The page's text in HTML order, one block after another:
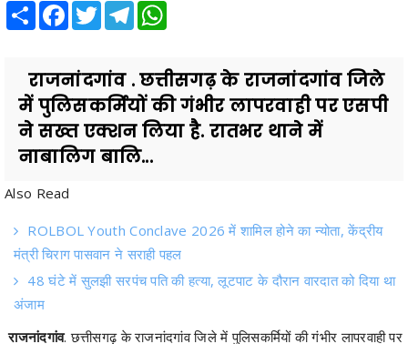
राजनांदगांव . छत्तीसगढ़ के राजनांदगांव जिले
ने सख्त एक्शन लिया है. रातभर थाने में
नाबालिग बालि...
Also Read
मंत्री चिराग पासवान ने सराही पहल
48 घंटे में सुलझी सरपंच पति की हत्या, लूटपाट के दौरान वारदात को दिया था
अंजाम
राजनांदगांव. छत्तीसगढ़ के राजनांदगांव जिले में पुलिसकर्मियों की गंभीर लापरवाही पर
एसपी ने सख्त एक्शन लिया है. रातभर थाने में नाबालिग बालिका और उसके परिवार
को बैठाकर रखा गया. इस दौरान नाबालिग बालिका के साथ अभद्र व्यवहार किया